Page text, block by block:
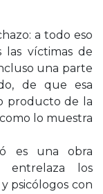
a todo eso
las víctimas de
una parte
de que esa
producto de la
lo muestra
es una obra
entrelaza los
psicólogos con